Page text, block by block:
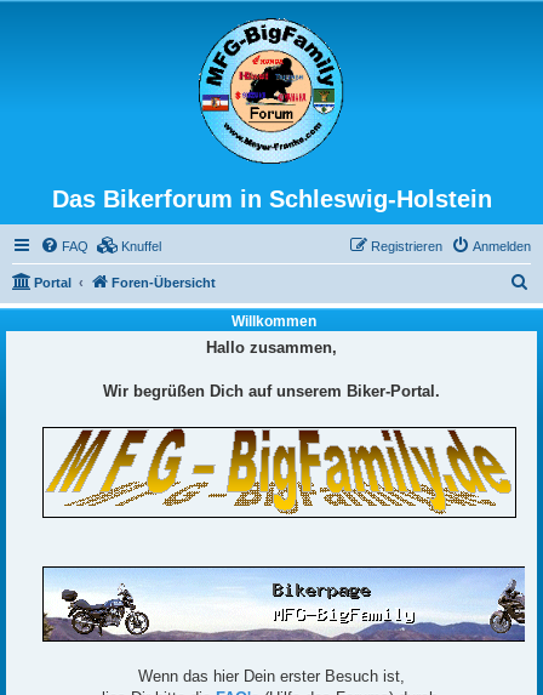
Das Bikerforum in Schleswig-Holstein
FAQ Knuffel Anmelden
Registrieren
Portal Foren-Übersicht
u
Willkommen
Hallo zusammen,
Wir begrüßen Dich auf unserem Biker-Portal.
Wenn das hier Dein erster Besuch ist,